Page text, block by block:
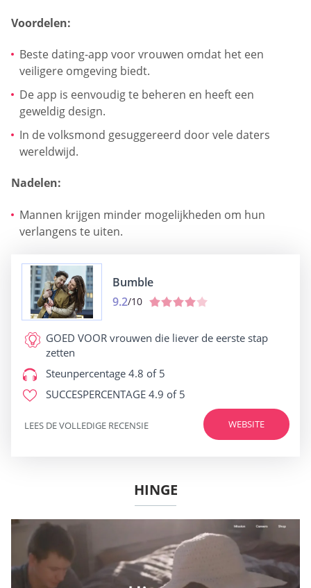
Voordelen:
Beste dating-app voor vrouwen omdat het een
veiligere omgeving biedt.
De app is eenvoudig te beheren en heeft een
geweldig design.
In de volksmond gesuggereerd door vele daters
wereldwijd.
Nadelen:
Mannen krijgen minder mogelijkheden om hun
verlangens te uiten.
Bumble
9.2/10
GOED VOOR vrouwen die liever de eerste stap
zetten
Steunpercentage 4.8 of 5
SUCCESPERCENTAGE 4.9 of 5
WEBSITE
LEES DE VOLLEDIGE RECENSIE
HINGE